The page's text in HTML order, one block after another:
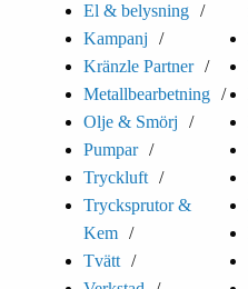
El & belysning
Kampanj
Kränzle Partner
Metallbearbetning
Olje & Smörj
Pumpar
Tryckluft
Trycksprutor &
Kem
Tvätt